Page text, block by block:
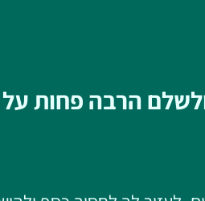
הרבה פחות על